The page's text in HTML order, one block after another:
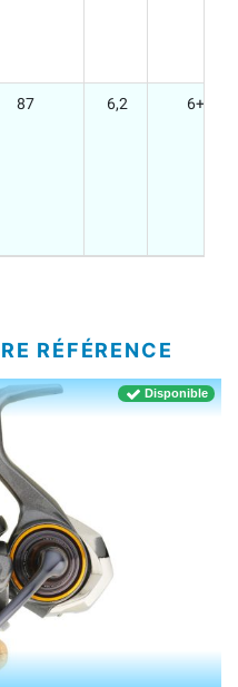
87 6,2 6+1
RÉFÉRENCE
Disponible